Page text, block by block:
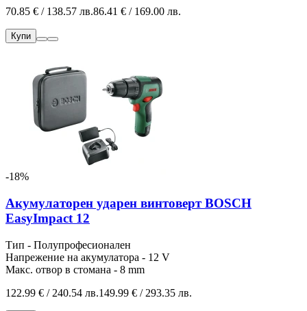
70.85 € / 138.57 лв.86.41 € / 169.00 лв.
Купи
-18%
Акумулаторен ударен винтоверт BOSCH
EasyImpact 12
Тип - Полупрофесионален
Напрежение на акумулатора - 12 V
Макс. отвор в стомана - 8 mm
122.99 € / 240.54 лв.149.99 € / 293.35 лв.